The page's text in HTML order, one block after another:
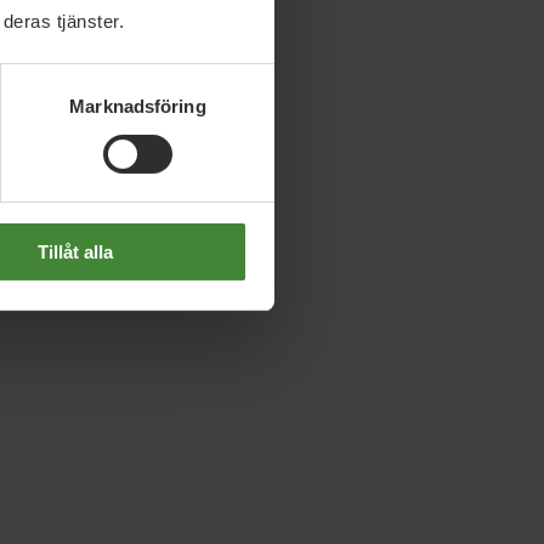
tjänster.
Marknadsföring
Tillåt alla